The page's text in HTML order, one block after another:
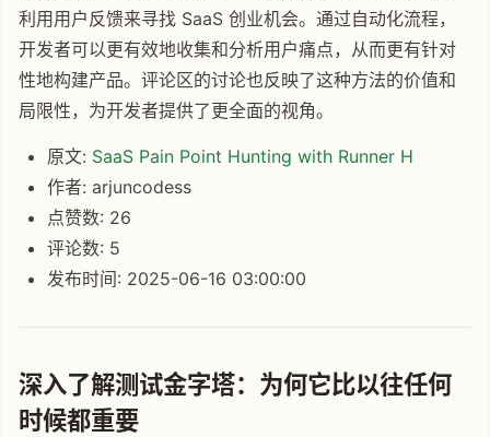
利用用户反馈来寻找 SaaS 创业机会。通过自动化流程，
开发者可以更有效地收集和分析用户痛点，从而更有针对
性地构建产品。评论区的讨论也反映了这种方法的价值和
局限性，为开发者提供了更全面的视角。
原文: SaaS Pain Point Hunting with Runner H
作者: arjuncodess
点赞数: 26
评论数: 5
发布时间: 2025-06-16 03:00:00
深入了解测试金字塔：为何它比以往任何
时候都重要